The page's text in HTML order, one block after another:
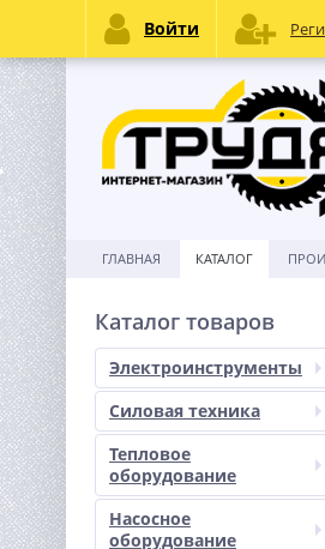
ГЛАВНАЯ КАТАЛОГ
Каталог товаров
Электроинструменты
Силовая техника
Тепловое
оборудование
Насосное
оборудование
Войти